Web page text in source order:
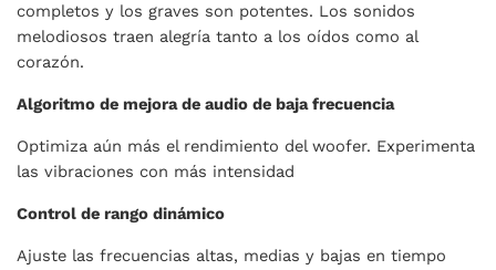
completos y los graves son potentes. Los sonidos
melodiosos traen alegría tanto a los oídos como al
corazón.
Algoritmo de mejora de audio de baja frecuencia
Optimiza aún más el rendimiento del woofer. Experimenta
las vibraciones con más intensidad
Control de rango dinámico
Ajuste las frecuencias altas, medias y bajas en tiempo